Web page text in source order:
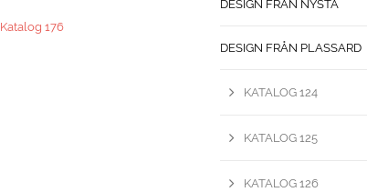
Katalog 176
DESIGN FRÅN NYSTA
DESIGN FRÅN PLASSARD
KATALOG 124
KATALOG 125
KATALOG 126